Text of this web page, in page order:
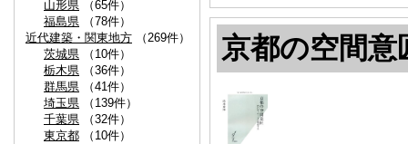
山形県 （65件）
福島県 （78件）
近代建築・関東地方 （269件）
茨城県 （10件）
栃木県 （36件）
群馬県 （41件）
埼玉県 （139件）
千葉県 （32件）
東京都 （10件）
京都の空間意